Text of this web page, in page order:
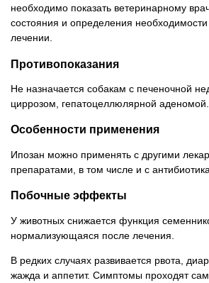
необходимо показать ветеринарному
состояния и определения
лечении.
Противопоказания
Не назначается собакам с печеночной
циррозом, гепатоцеллюлярной аденомой.
Особенности применения
Ипозан можно применять с другими
препаратами, в том числе и с
Побочные эффекты
У животных снижается функция
нормализующаяся после лечения.
В редких случаях развивается рвота,
жажда и аппетит. Симптомы проходят